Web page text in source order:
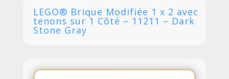
LEGO® Brique Modifiée 1 x 2 avec
tenons sur 1 Côté – 11211 – Dark
Stone Gray